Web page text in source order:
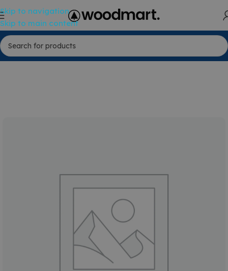
Skip to navigation
Skip to main content